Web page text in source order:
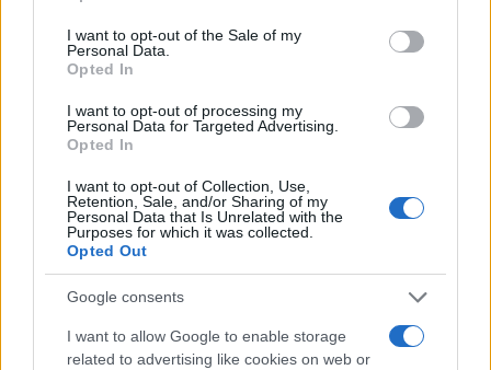
use your data for below specified purposes in below Google
consent section.
I want to opt-out of the Sale of my
Personal Data.
Opted In
I want to opt-out of processing my
Personal Data for Targeted Advertising.
Opted In
I want to opt-out of Collection, Use,
Retention, Sale, and/or Sharing of my
Personal Data that Is Unrelated with the
Purposes for which it was collected.
Opted Out
Google consents
I want to allow Google to enable storage
related to advertising like cookies on web or
Τελικά ηMotorola
δυνατότητες του
χρησιμοποιεί τοDroid 2 Global: